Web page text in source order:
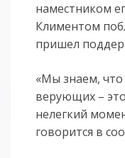
наместником
Климентом
пришел
«Мы знаем,
верующих –
нелегкий
говорится в